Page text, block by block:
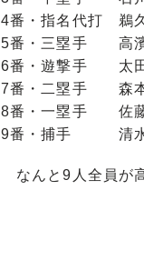
4番・指名代打 鵜
5番・三塁手 高濱
6番・遊撃手 太田
7番・二塁手 森本
8番・一塁手 佐藤
9番・捕手 清水優
なんと9人全員が